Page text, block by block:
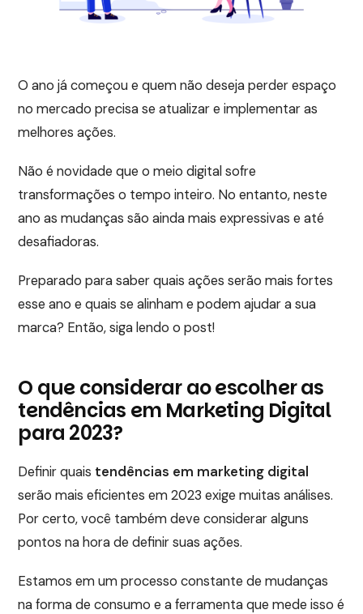
O ano já começou e quem não deseja perder espaço
no mercado precisa se atualizar e implementar as
melhores ações.
Não é novidade que o meio digital sofre
transformações o tempo inteiro. No entanto, neste
ano as mudanças são ainda mais expressivas e até
desafiadoras.
Preparado para saber quais ações serão mais fortes
esse ano e quais se alinham e podem ajudar a sua
marca? Então, siga lendo o post!
O que considerar ao escolher as
tendências em Marketing Digital
para 2023?
Definir quais tendências em marketing digital
serão mais eficientes em 2023 exige muitas análises.
Por certo, você também deve considerar alguns
pontos na hora de definir suas ações.
Estamos em um processo constante de mudanças
na forma de consumo e a ferramenta que mede isso é